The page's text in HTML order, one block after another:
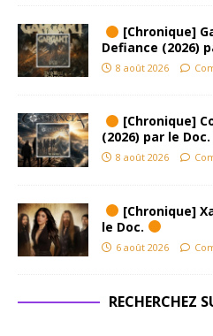
[Chronique]
Defiance (2026)
8 août 2026
[Chronique]
(2026) par le Doc.
8 août 2026
[Chronique]
le Doc.
6 août 2026
RECHERCHEZ